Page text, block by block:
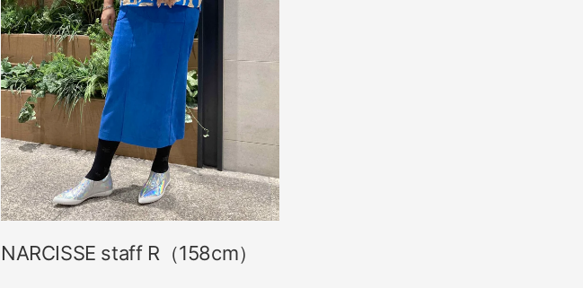
NARCISSE staff R（158cm）